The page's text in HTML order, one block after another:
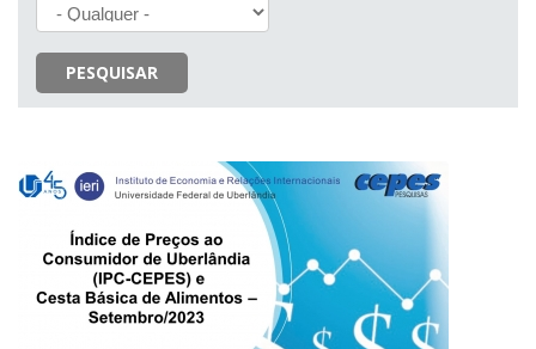
PESQUISAR